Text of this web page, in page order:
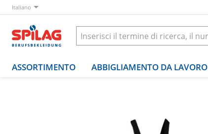
Italiano
ASSORTIMENTO ABBIGLIAMENTO DA LAVORO